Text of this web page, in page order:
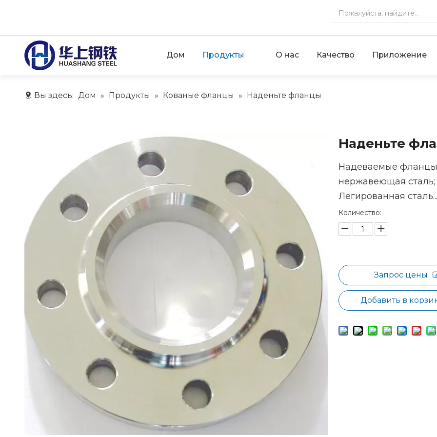
Дом Продукты О нас Качество Приложение
Вы здесь: Дом » Продукты » Кованые фланцы » Наденьте фланцы
Наденьте
Надеваемые
нержавеющая сталь;
Легированная
Количество:
Запрос цены
Добавить в